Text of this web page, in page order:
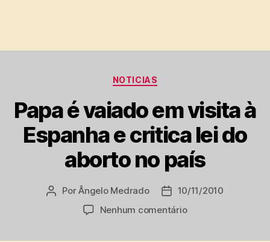
Categorias
NOTICIAS
Papa é vaiado em visita à
Espanha e critica lei do
aborto no país
Autor
PorÂngelo Medrado
Data
de
10/11/2010
Nenhum comentárioem